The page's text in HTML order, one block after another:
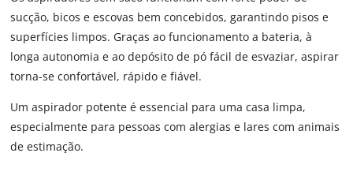
sucção, bicos e escovas bem concebidos, garantindo pisos e
superfícies limpos. Graças ao funcionamento a bateria, à
longa autonomia e ao depósito de pó fácil de esvaziar, aspirar
torna-se confortável, rápido e fiável.
Um aspirador potente é essencial para uma casa limpa,
especialmente para pessoas com alergias e lares com animais
de estimação.